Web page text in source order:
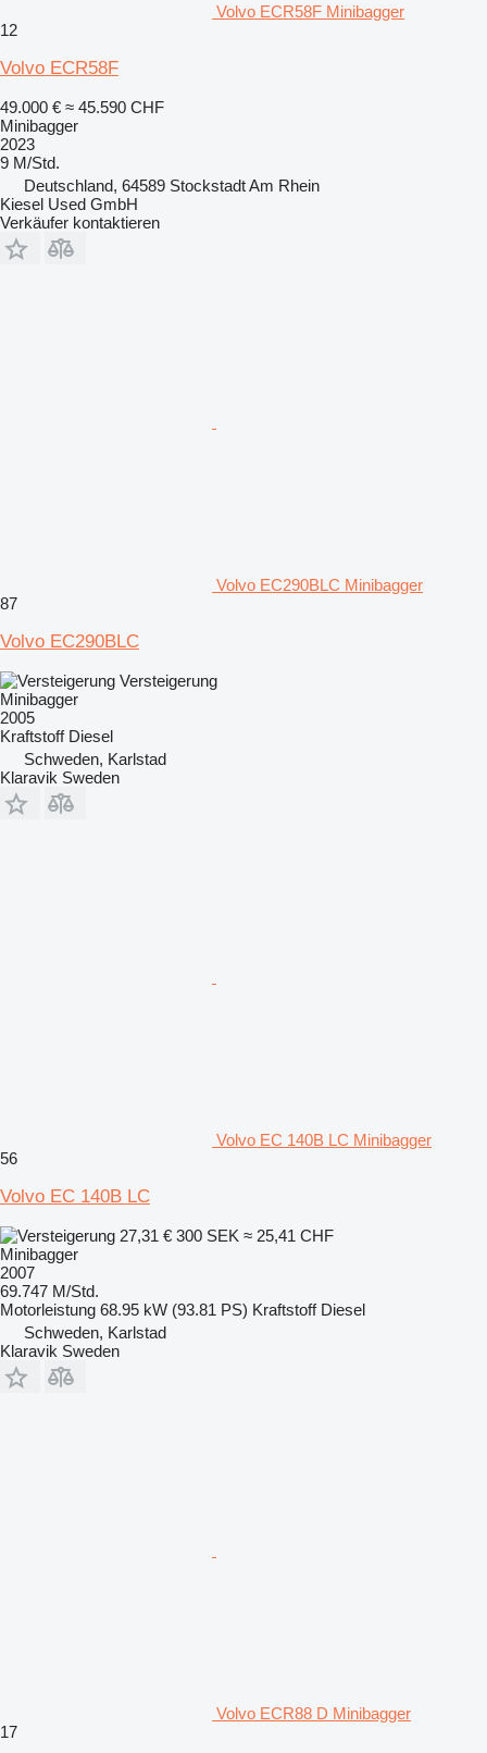
Volvo ECR58F Minibagger
12
Volvo ECR58F
49.000 € ≈ 45.590 CHF
Minibagger
2023
9 M/Std.
Deutschland, 64589 Stockstadt Am Rhein
Kiesel Used GmbH
Verkäufer kontaktieren
Volvo EC290BLC Minibagger
87
Volvo EC290BLC
Versteigerung
Minibagger
2005
Kraftstoff Diesel
Schweden, Karlstad
Klaravik Sweden
Volvo EC 140B LC Minibagger
56
Volvo EC 140B LC
27,31 € 300 SEK ≈ 25,41 CHF
Minibagger
2007
69.747 M/Std.
Motorleistung 68.95 kW (93.81 PS) Kraftstoff Diesel
Schweden, Karlstad
Klaravik Sweden
Volvo ECR88 D Minibagger
17